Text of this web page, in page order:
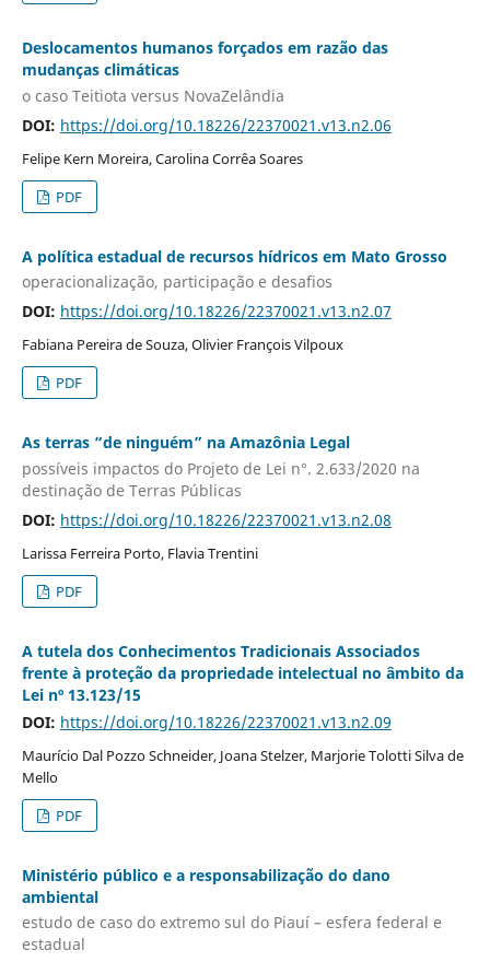
Deslocamentos humanos forçados em razão das
mudanças climáticas
o caso Teitiota versus NovaZelândia
DOI: https://doi.org/10.18226/22370021.v13.n2.06
Felipe Kern Moreira, Carolina Corrêa Soares
PDF
A política estadual de recursos hídricos em Mato Grosso
operacionalização, participação e desafios
DOI: https://doi.org/10.18226/22370021.v13.n2.07
Fabiana Pereira de Souza, Olivier François Vilpoux
PDF
As terras “de ninguém” na Amazônia Legal
possíveis impactos do Projeto de Lei n°. 2.633/2020 na
destinação de Terras Públicas
DOI: https://doi.org/10.18226/22370021.v13.n2.08
Larissa Ferreira Porto, Flavia Trentini
PDF
A tutela dos Conhecimentos Tradicionais Associados
frente à proteção da propriedade intelectual no âmbito da
Lei nº 13.123/15
DOI: https://doi.org/10.18226/22370021.v13.n2.09
Maurício Dal Pozzo Schneider, Joana Stelzer, Marjorie Tolotti Silva de
Mello
PDF
Ministério público e a responsabilização do dano
ambiental
estudo de caso do extremo sul do Piauí – esfera federal e
estadual